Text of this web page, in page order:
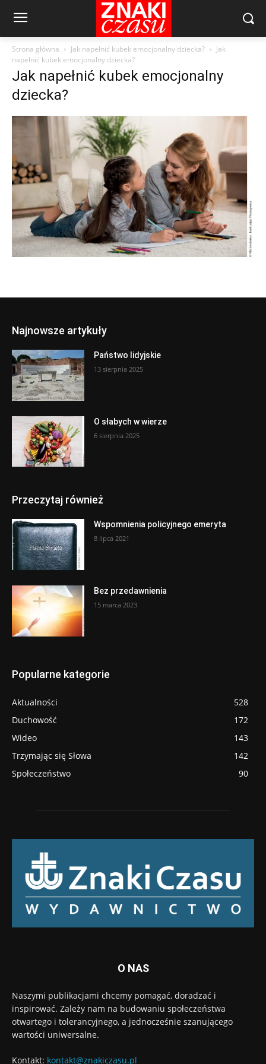
Strona główna Jak napełnić kubek emocjonalny dziecka?
Jak
napełnić kubek emocjonalny dziecka?
Jak napełnić kubek emocjonalny
dziecka?
Najnowsze artykuły
Państwo lidyjskie
13 sierpnia 2025
O słabych w wierze
6 sierpnia 2025
Przeczytaj również
Wspomnienia policyjnego emeryta
8 lipca 2021
Bez przedawnienia
15 marca 2023
Popularne kategorie
Aktualności
528
Duchowość
172
Wideo
143
Trzymając się Słowa
142
Społeczeństwo
90
O NAS
Naszymi publikacjami chcemy pomagać, doradzać i
inspirować. Zależy nam na budowaniu społeczeństwa
otwartego i tolerancyjnego, a jednocześnie szanującego
wartości uniwersalne.
Kontakt: kontakt@znakiczasu.pl